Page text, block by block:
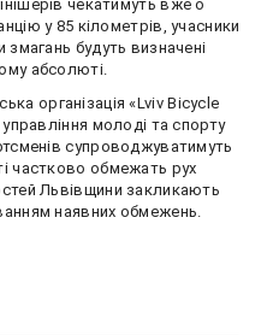
чекатимуть вже о
у 85 кілометрів, учасники
будуть визначені
абсолюті.
організація «Lviv Bicycle
управління молоді та спорту
супроводжуватимуть
частково обмежать рух
Львівщини закликають
наявних обмежень.